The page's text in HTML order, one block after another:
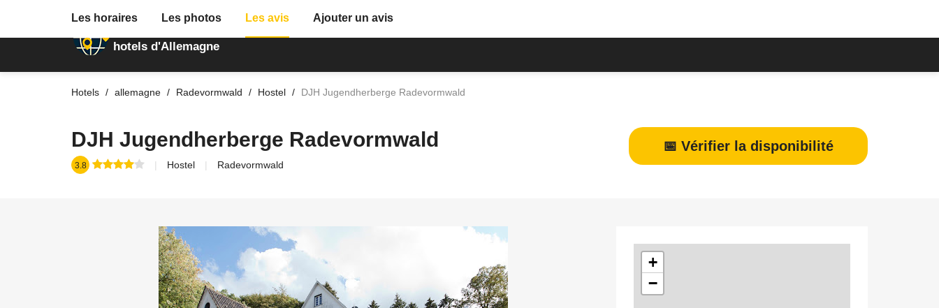
Annuaire des
hotels d'Allemagne
Hotels allemagne Radevormwald Hostel DJH Jugendherberge Radevormwald
DJH Jugendherberge Radevormwald
3.8 Hostel Radevormwald
📅 Vérifier la disponibilité
Les horaires Les photos Les avis Ajouter un avis
+
−